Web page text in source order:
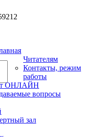
Читателям
Контакты, режим
работы
ОНЛАЙН
вопросы
зал